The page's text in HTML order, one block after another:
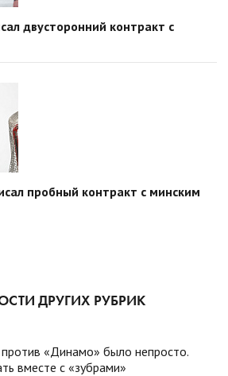
двусторонний контракт с
пробный контракт с минским
ДРУГИХ РУБРИК
против «Динамо» было непросто.
вместе с «зубрами»